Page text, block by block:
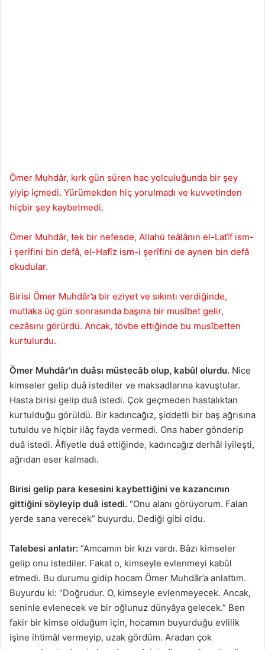
Ömer Muhdâr, kırk gün süren hac yolculuğunda bir şey
yiyip içmedi. Yürümekden hiç yorulmadı ve kuvvetinden
hiçbir şey kaybetmedi.
Ömer Muhdâr, tek bir nefesde, Allahü teâlânın el-Latîf ism-
i şerîfini bin defâ, el-Hafîz ism-i şerîfini de aynen bin defâ
okudular.
Birisi Ömer Muhdâr’a bir eziyet ve sıkıntı verdiğinde,
mutlaka üç gün sonrasında başına bir musîbet gelir,
cezâsını görürdü. Ancak, tövbe ettiğinde bu musîbetten
kurtulurdu.
Ömer Muhdâr’ın duâsı müstecâb olup, kabûl olurdu. Nice
kimseler gelip duâ istediler ve maksadlarına kavuştular.
Hasta birisi gelip duâ istedi. Çok geçmeden hastalıktan
kurtulduğu görüldü. Bir kadıncağız, şiddetli bir baş ağrısına
tutuldu ve hiçbir ilâç fayda vermedi. Ona haber gönderip
duâ istedi. Âfiyetle duâ ettiğinde, kadıncağız derhâl iyileşti,
ağrıdan eser kalmadı.
Birisi gelip para kesesini kaybettiğini ve kazancının
gittiğini söyleyip duâ istedi. “Onu alanı görüyorum. Falan
yerde sana verecek” buyurdu. Dediği gibi oldu.
Talebesi anlatır: “Amcamın bir kızı vardı. Bâzı kimseler
gelip onu istediler. Fakat o, kimseyle evlenmeyi kabûl
etmedi. Bu durumu gidip hocam Ömer Muhdâr’a anlattım.
Buyurdu ki: “Doğrudur. O, kimseyle evlenmeyecek. Ancak,
seninle evlenecek ve bir oğlunuz dünyâya gelecek.” Ben
fakir bir kimse olduğum için, hocamın buyurduğu evlilik
işine ihtimâl vermeyip, uzak gördüm. Aradan çok